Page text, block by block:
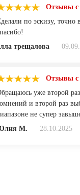
Отзывы с
по эскизу, точно
трещалова
Отзывы с
уже второй
и второй раз
не супер
М.
28.10.2025